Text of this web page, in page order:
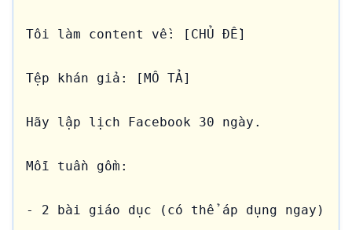
Tôi làm content về: [CHỦ ĐỀ]
Tệp khán giả: [MÔ TẢ]
Hãy lập lịch Facebook 30 ngày.
Mỗi tuần gồm:
- 2 bài giáo dục (có thể áp dụng ngay)